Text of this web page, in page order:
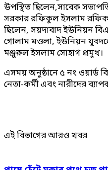
উপস্থিত ছিলেন,সাবেক
সরকার রফিকুল ইসলাম রফিক।
ছিলেন, সয়দাবাদ ইউনিয়ন
গোলাম মওলা, ইউনিয়ন
মঞ্জুরুল ইসলাম সোহাগ প্রমুখ।
এসময় অনুষ্ঠানে ৫ নং ওয়ার্ড
নেতা-কর্মী এবং নারীদের
এই বিভাগের আরও খবর